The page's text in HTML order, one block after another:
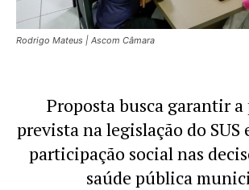
Rodrigo Mateus | Ascom Câmara
Proposta busca garantir a
prevista na legislação do SUS
participação social nas
saúde pública